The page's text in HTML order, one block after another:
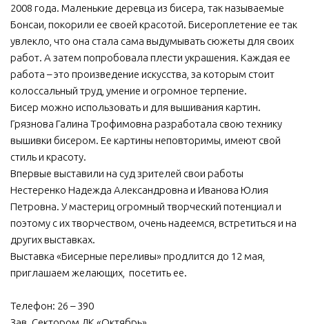
2008 года. Маленькие деревца из бисера, так называемые
Бонсаи, покорили ее своей красотой. Бисероплетение ее так
увлекло, что она стала сама выдумывать сюжеты для своих
работ. А затем попробовала плести украшения. Каждая ее
работа – это произведение искусства, за которым стоит
колоссальный труд, умение и огромное терпение.
Бисер можно использовать и для вышивания картин.
Грязнова Галина Трофимовна разработала свою технику
вышивки бисером. Ее картины неповторимы, имеют свой
стиль и красоту.
Впервые выставили на суд зрителей свои работы
Нестеренко Надежда Александровна и Иванова Юлия
Петровна. У мастериц огромный творческий потенциал и
поэтому с их творчеством, очень надеемся, встретиться и на
других выставках.
Выставка «Бисерные переливы» продлится до 12 мая,
приглашаем желающих, посетить ее.
Телефон: 26 – 390